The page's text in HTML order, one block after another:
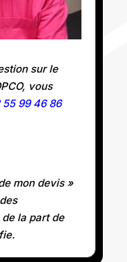
sur le
vous
55 99 46 86
mon devis »
la part de